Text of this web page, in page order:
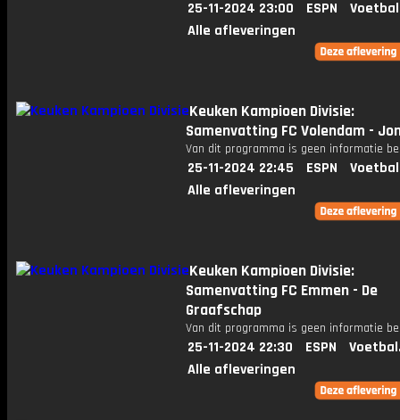
25-11-2024 23:00 ESPN
Alle afleveringen
Keuken Kampioen Divisie:
Samenvatting FC Volendam -
Van dit programma is geen informatie
25-11-2024 22:45 ESPN
Alle afleveringen
Keuken Kampioen Divisie:
Samenvatting FC Emmen - De
Graafschap
Van dit programma is geen informatie
25-11-2024 22:30 ESPN
Alle afleveringen